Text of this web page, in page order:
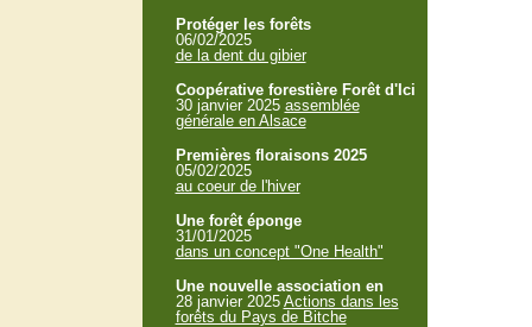
Protéger les forêts
06/02/2025
de la dent du gibier
Coopérative forestière Forêt d'Ici
30 janvier 2025 assemblée
générale en Alsace
Premières floraisons 2025
05/02/2025
au coeur de l'hiver
Une forêt éponge
31/01/2025
dans un concept "One Health"
Une nouvelle association en
28 janvier 2025 Actions dans les
forêts du Pays de Bitche